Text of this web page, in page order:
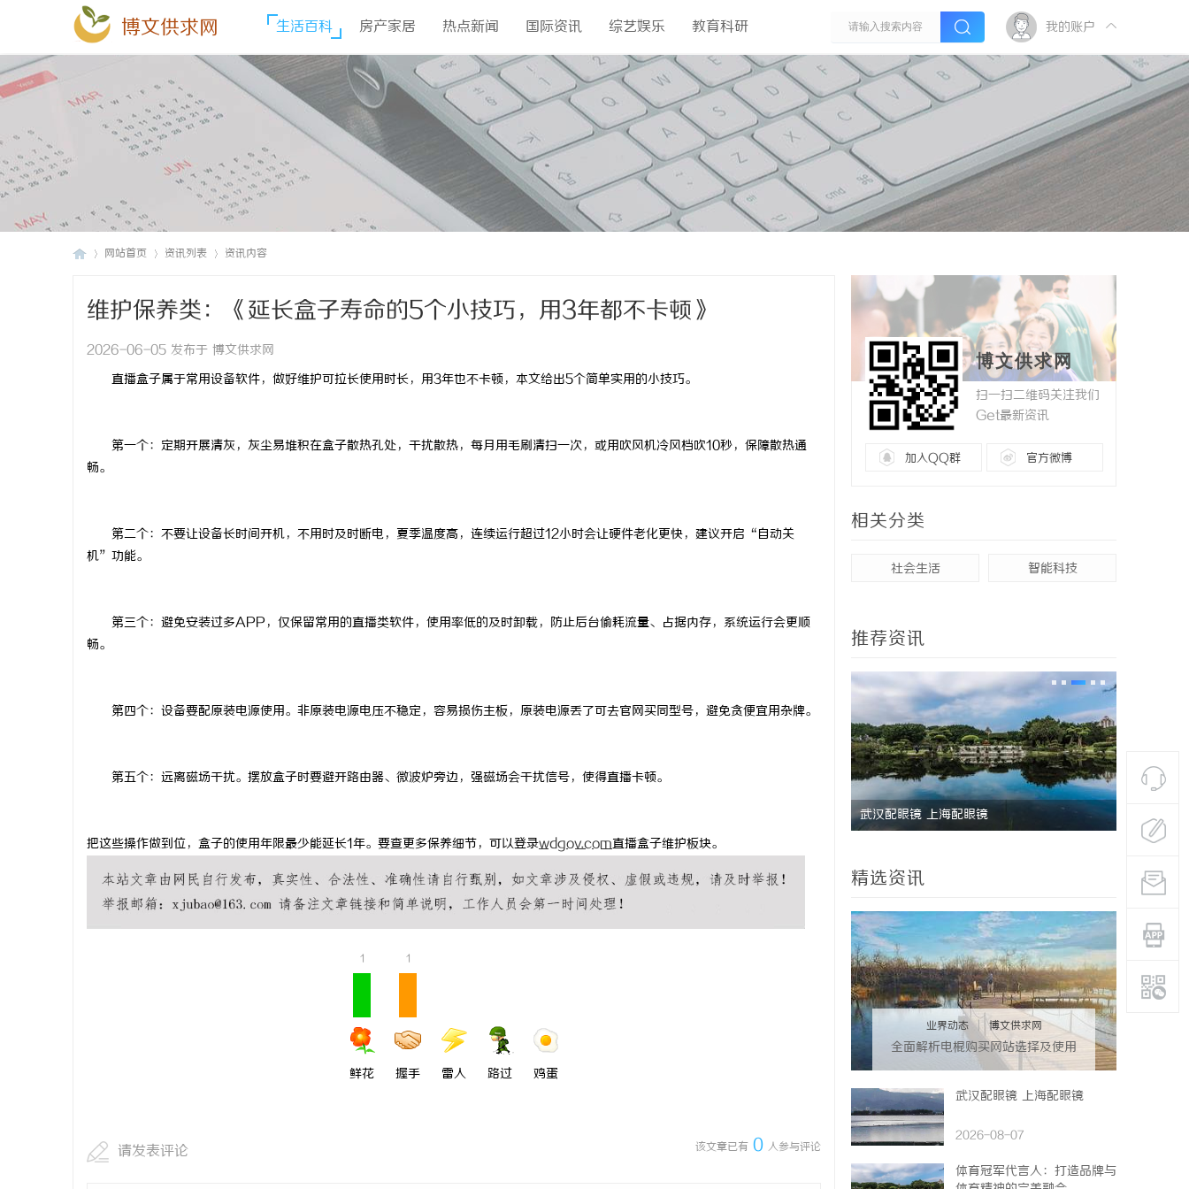
博文供求网 生活百科 房产家居 热点新闻 国际资讯 综艺娱乐 教育科研 我的账户
网站首页 资讯列表 资讯内容
维护保养类：《延长盒子寿命的5个小技巧，用3年都不卡顿》
2026-06-05 发布于 博文供求网
直播盒子属于常用设备软件，做好维护可拉长使用时长，用3年也不卡顿，本文给出5个简单实用的小技巧。
第一个：定期开展清灰，灰尘易堆积在盒子散热孔处，干扰散热，每月用毛刷清扫一次，或用吹风机冷风档吹10秒，保障散热通
畅。
第二个：不要让设备长时间开机，不用时及时断电，夏季温度高，连续运行超过12小时会让硬件老化更快，建议开启 “ 自动关
机” 功能。
第三个：避免安装过多APP ，仅保留常用的直播类软件，使用率低的及时卸载，防止后台偷耗流量、占据内存，系统运行会更顺
畅。
第四个：设备要配原装电源使用。非原装电源电压不稳定，容易损伤主板，原装电源丢了可去官网买同型号，避免贪便宜用杂牌。
第五个：远离磁场干扰。摆放盒子时要避开路由器、微波炉旁边，强磁场会干扰信号，使得直播卡顿。
把这些操作做到位，盒子的使用年限最少能延长1年。要查更多保养细节，可以登录wdgov.com直播盒子维护板块。
1
鲜花
1
握手 雷人 路过 鸡蛋
该文章已有 0 人参与评论
请发表评论
博文供求网
扫一扫二维码关注我们
Get最新资讯
加入QQ群 官方微博
相关分类
社会生活 智能科技
推荐资讯
全解析
武汉配眼镜 上海配眼镜 深度解析
精选资讯
业界动态 | 博文供求网
全面解析电棍购买网站选择及使用
指南，保障安全与合法性
武汉配眼镜 上海配眼镜
2026-08-07
体育冠军代言人：打造品牌与